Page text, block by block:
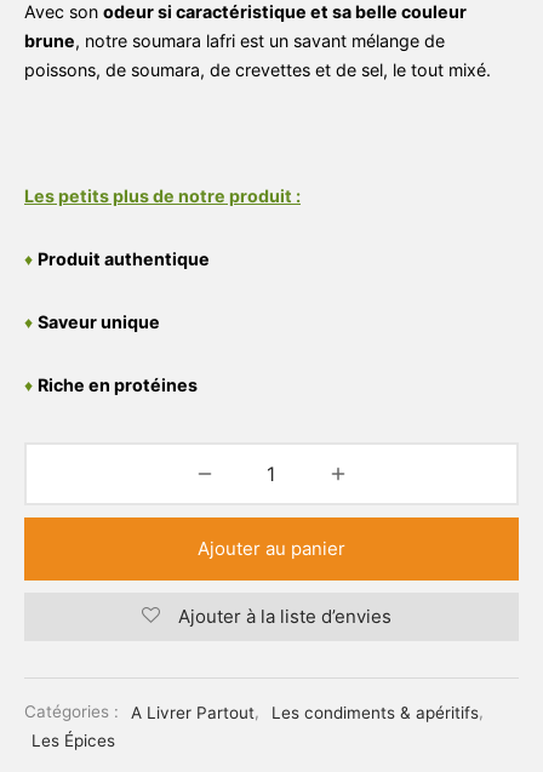
Avec son odeur si caractéristique et sa belle couleur
brune, notre soumara lafri est un savant mélange de
poissons, de soumara, de crevettes et de sel, le tout mixé.
Les petits plus de notre produit :
♦ Produit authentique
♦ Saveur unique
♦ Riche en protéines
Ajouter au panier
Ajouter à la liste d’envies
Catégories : A Livrer Partout, Les condiments & apéritifs,
Les Épices